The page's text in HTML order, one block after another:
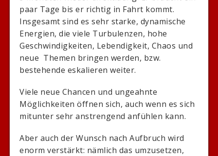
paar Tage bis er richtig in Fahrt kommt.
Insgesamt sind es sehr starke, dynamische
Energien, die viele Turbulenzen, hohe
Geschwindigkeiten, Lebendigkeit, Chaos und
neue Themen bringen werden, bzw.
bestehende eskalieren weiter.
Viele neue Chancen und ungeahnte
Möglichkeiten öffnen sich, auch wenn es sich
mitunter sehr anstrengend anfühlen kann.
Aber auch der Wunsch nach Aufbruch wird
enorm verstärkt: nämlich das umzusetzen,